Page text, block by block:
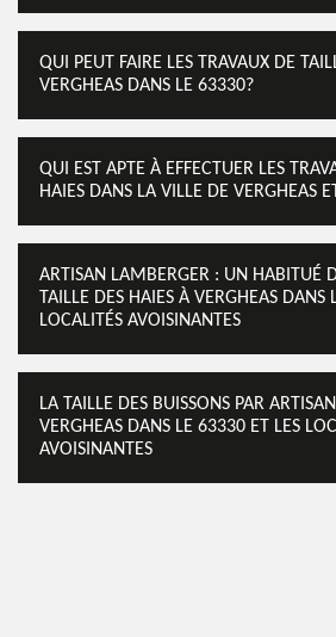
QUI PEUT FAIRE LES TRAVAUX DE
VERGHEAS DANS LE 63330?
QUI EST APTE À EFFECTUER LES
HAIES DANS LA VILLE DE VERGHEAS
ARTISAN LAMBERGER : UN HABITUÉ
TAILLE DES HAIES À VERGHEAS DANS
LOCALITÉS AVOISINANTES
LA TAILLE DES BUISSONS PAR
VERGHEAS DANS LE 63330 ET LES
AVOISINANTES